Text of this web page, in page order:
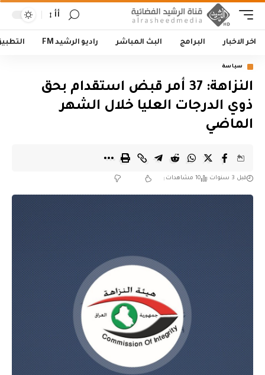
أأ
اخر الاخبار البرامج البث المباشر راديو الرشيد FM
سياسة
النزاهة: 37 أمر قبض استقدام بحق
ذوي الدرجات العليا خلال الشهر
الماضي
قبل 3 سنوات 10 مشاهدات